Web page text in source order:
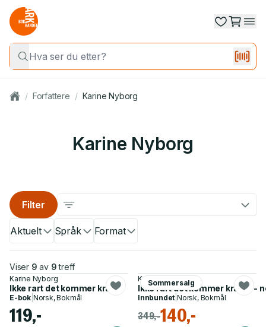
/ Forfattere / Karine Nyborg
Karine Nyborg
Aktuelt Språk Format
Filter
Viser 9 av 9 treff
Karine Nyborg
Ikke rart det kommer kråker
E-bok Norsk, Bokmål
119,-
Sommersalg
Karine Nyborg
Ikke rart det kommer kråker -
Innbundet |Norsk, Bokmål
349,-140,-